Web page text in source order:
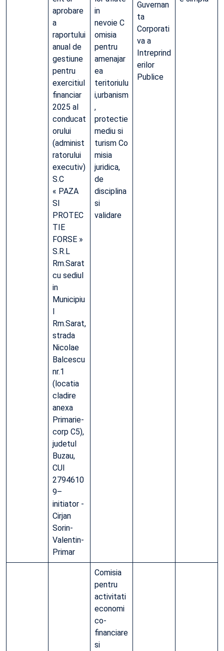
aprobare
a
raportului
anual de
gestiune
pentru
exercitiul
financiar
2025 al
conducat
orului
(administ
ratorului
executiv)
S.C
« PAZA
SI
PROTEC
TIE
FORSE »
S.R.L
Rm.Sarat
cu sediul
in
Municipiu
l
Rm.Sarat,
strada
Nicolae
Balcescu
nr.1
(locatia
cladire
anexa
Primarie-
corp C5),
judetul
Buzau,
CUI
2794610
9–
initiator -
Cirjan
Sorin-
Valentin-
Primar
in
nevoie C
omisia
pentru
amenajar
ea
teritoriulu
i,urbanism
,
protectie
mediu si
turism Co
misia
juridica,
de
disciplina
si
validare
Guvernan
ta
Corporati
va a
Intreprind
erilor
Publice
Comisia
pentru
activitati
economi
co-
financiare
si